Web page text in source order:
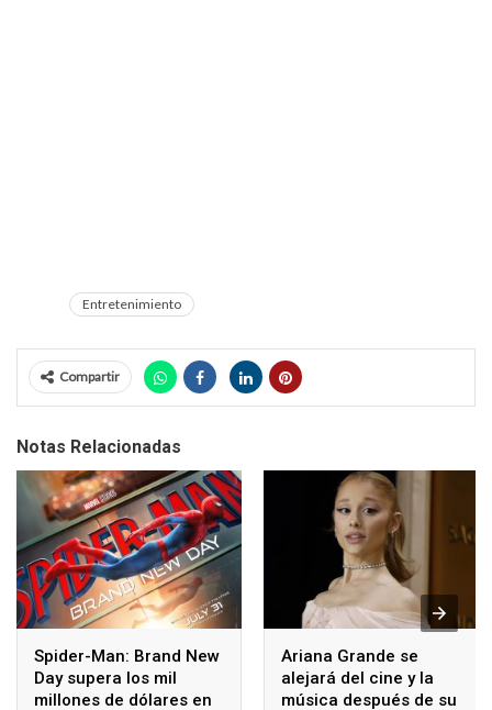
Entretenimiento
Compartir
Notas Relacionadas
Spider-Man: Brand New
Day supera los mil
millones de dólares en
Ariana Grande se
alejará del cine y la
música después de su